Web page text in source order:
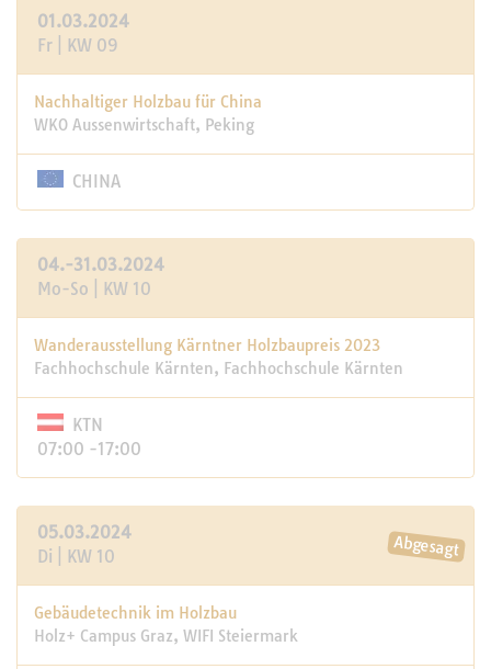
01.03.2024
Fr | KW 09
Nachhaltiger Holzbau für China
WKO Aussenwirtschaft, Peking
CHINA
04.-31.03.2024
Mo-So | KW 10
Wanderausstellung Kärntner Holzbaupreis 2023
Fachhochschule Kärnten, Fachhochschule Kärnten
KTN
07:00 -17:00
05.03.2024
Di | KW 10
Gebäudetechnik im Holzbau
Holz+ Campus Graz, WIFI Steiermark